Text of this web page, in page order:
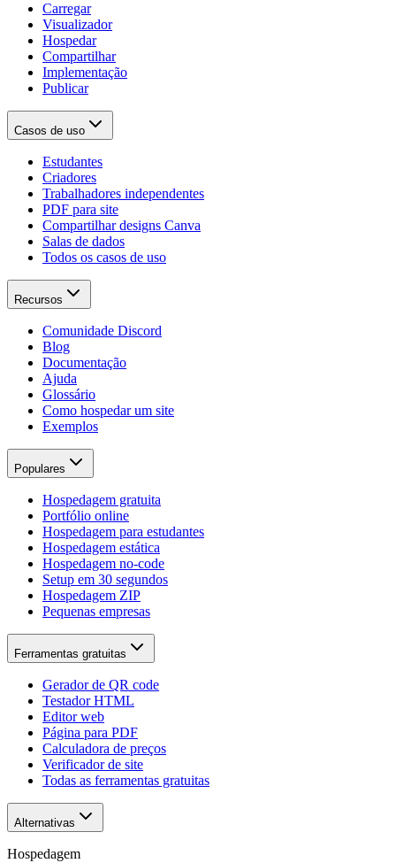
Carregar
Visualizador
Hospedar
Compartilhar
Implementação
Publicar
Casos de uso
Estudantes
Criadores
Trabalhadores independentes
PDF para site
Compartilhar designs Canva
Salas de dados
Todos os casos de uso
Recursos
Comunidade Discord
Blog
Documentação
Ajuda
Glossário
Como hospedar um site
Exemplos
Populares
Hospedagem gratuita
Portfólio online
Hospedagem para estudantes
Hospedagem estática
Hospedagem no-code
Setup em 30 segundos
Hospedagem ZIP
Pequenas empresas
Ferramentas gratuitas
Gerador de QR code
Testador HTML
Editor web
Página para PDF
Calculadora de preços
Verificador de site
Todas as ferramentas gratuitas
Alternativas
Hospedagem